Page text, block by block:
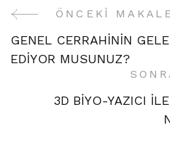
Yazı
Gezinme
ÖNCEKI
GENEL CERRAHİNİN
EDİYOR MUSUNUZ?
3D BİYO-YAZICI